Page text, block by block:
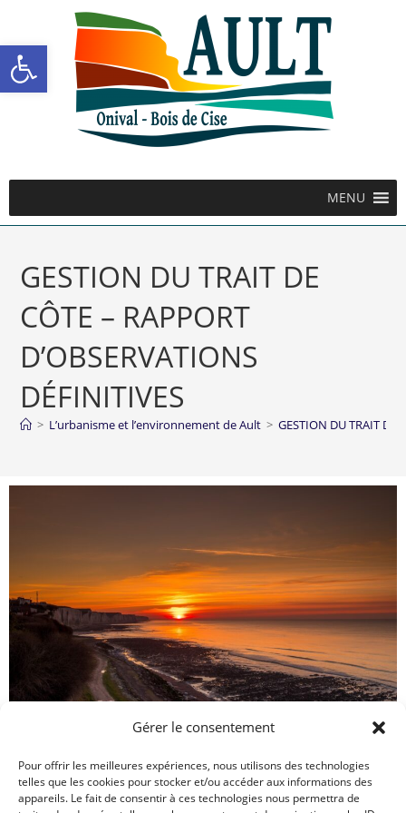
Ouvrir la barre d’outils
Gérer le consentement
Pour offrir les meilleures expériences, nous utilisons des technologies
telles que les cookies pour stocker et/ou accéder aux informations des
appareils. Le fait de consentir à ces technologies nous permettra de
MENU
GESTION DU TRAIT DE
CÔTE – RAPPORT
D’OBSERVATIONS
DÉFINITIVES
> L’urbanisme et l’environnement de Ault > GESTION DU TRAIT DE
Enquête nationale relative à la gestion
du trait de côte